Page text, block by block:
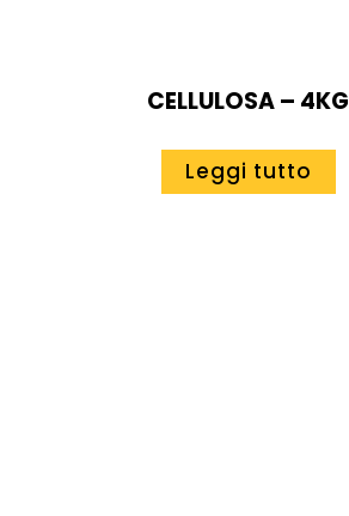
CELLULOSA – 4KG
Leggi tutto